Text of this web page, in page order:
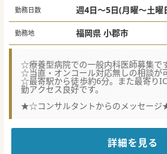
勤務日数 週4日～5日(月曜～土曜
勤務地 福岡県 小郡市
☆療養型病院での一般内科医師募集です
☆当直・オンコール対応無しの相談が
☆最寄駅から徒歩約6分。また最寄り
勤アクセス良好です。
★☆コンサルタントからのメッセー
療養型慢性期病院にて、診療体制の充
病棟管理と外来がメインの業務とな
ゆったりとしたご勤務環境です。
ご興味ございましたら是非ともお問合
詳細を見る